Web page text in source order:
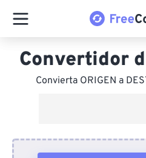
Convertidor
Convierta ORIGEN a